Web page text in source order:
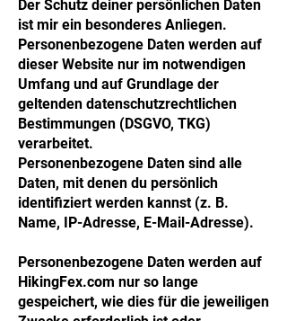
Der Schutz deiner persönlichen Daten
ist mir ein besonderes Anliegen.
Personenbezogene Daten werden auf
dieser Website nur im notwendigen
Umfang und auf Grundlage der
geltenden datenschutzrechtlichen
Bestimmungen (DSGVO, TKG)
verarbeitet.
Personenbezogene Daten sind alle
Daten, mit denen du persönlich
identifiziert werden kannst (z. B.
Name, IP-Adresse, E-Mail-Adresse).
Personenbezogene Daten werden auf
HikingFex.com nur so lange
gespeichert, wie dies für die jeweiligen